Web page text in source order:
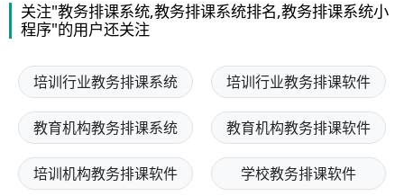
关注"教务排课系统,教务排课系统排名,教务排课系统小
程序"的用户还关注
培训行业教务排课系统 培训行业教务排课软件
教育机构教务排课系统 教育机构教务排课软件
培训机构教务排课软件 学校教务排课软件